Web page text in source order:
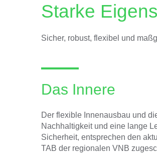
Starke
Sicher, robust, flexibel und
Das Innere
Der flexible Innenausbau und
Nachhaltigkeit und eine lange
Sicherheit, entsprechen den
TAB der regionalen VNB